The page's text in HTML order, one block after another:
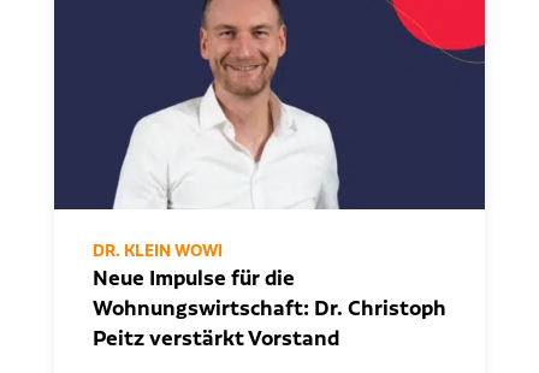
DR. KLEIN WOWI
Neue Impulse für die
Wohnungswirtschaft: Dr. Christoph
Peitz verstärkt Vorstand